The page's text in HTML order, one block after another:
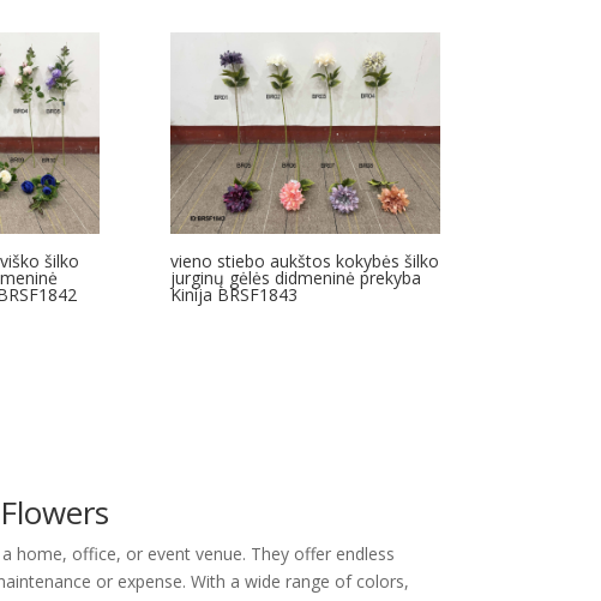
šilko vieno stiebo aukštos kokybės šilko
jurginų gėlės didmeninė prekyba
Kinija BRSF1843
home, office, or event venue. They offer endless
or expense. With a wide range of colors,